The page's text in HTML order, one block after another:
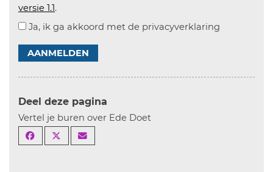
versie 1.1.
Ja, ik ga akkoord met de privacyverklaring
AANMELDEN
Deel deze pagina
Vertel je buren over Ede Doet